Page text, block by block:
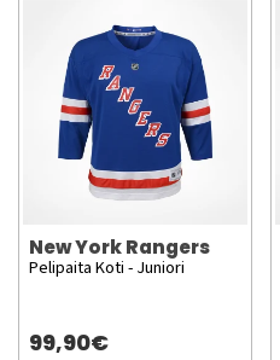
New York Rangers
Pelipaita Koti - Juniori
99,90€